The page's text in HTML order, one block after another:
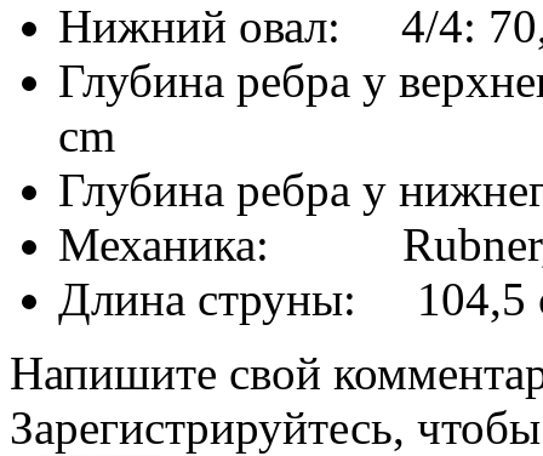
Нижний овал: 4/4:
Глубина ребра у
cm
Глубина ребра у
Механика: Rubner,
Длина струны: 104,5
Напишите свой
Зарегистрируйтесь,